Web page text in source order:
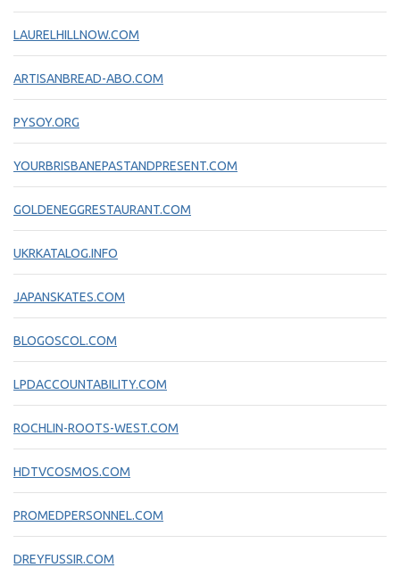
LAURELHILLNOW.COM
ARTISANBREAD-ABO.COM
PYSOY.ORG
YOURBRISBANEPASTANDPRESENT.COM
GOLDENEGGRESTAURANT.COM
UKRKATALOG.INFO
JAPANSKATES.COM
BLOGOSCOL.COM
LPDACCOUNTABILITY.COM
ROCHLIN-ROOTS-WEST.COM
HDTVCOSMOS.COM
PROMEDPERSONNEL.COM
DREYFUSSIR.COM